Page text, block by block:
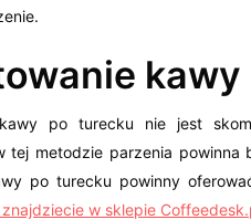
po turecku nie jest
tej metodzie parzenia
po turecku powinny
w sklepie